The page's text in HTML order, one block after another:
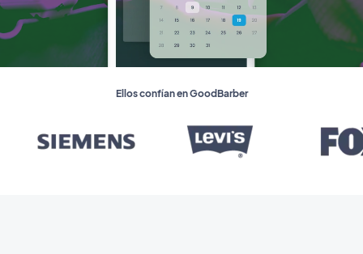
Ellos confían en GoodBarber